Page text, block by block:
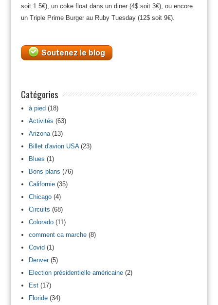
soit 1.5€), un coke float dans un diner (4$ soit 3€), ou encore
un Triple Prime Burger au Ruby Tuesday (12$ soit 9€).
Catégories
à pied(18)
Activités (63)
Arizona(13)
Billet d'avion USA(23)
Blues (1)
Bons plans (76)
Californie(35)
Chicago(4)
Circuits (68)
Colorado(11)
comment ca marche(8)
Covid(1)
Denver(5)
Election présidentielle américaine(2)
Est(17)
Floride(34)